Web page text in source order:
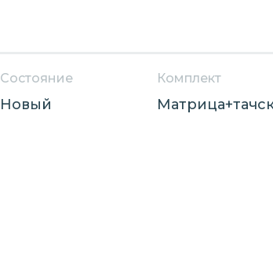
Состояние
Новый
Комплект